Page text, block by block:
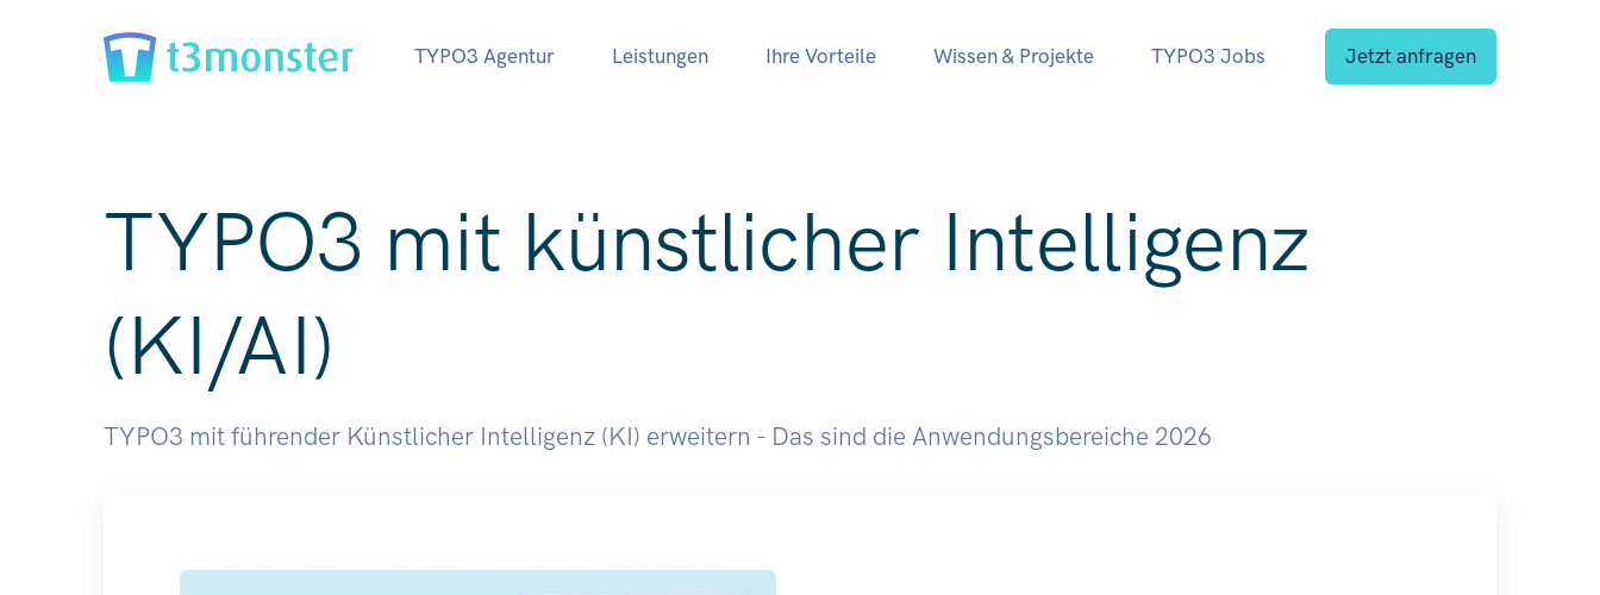
TYPO3 Agentur Leistungen Ihre Vorteile Wissen & Projekte TYPO3 Jobs Jetzt anfragen
TYPO3 mit künstlicher Intelligenz
(KI/AI)
TYPO3 mit führender Künstlicher Intelligenz (KI) erweitern - Das sind die Anwendungsbereiche 2026